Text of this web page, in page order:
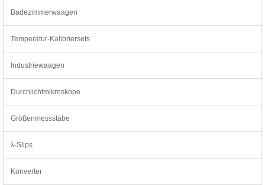
Badezimmerwaagen
Temperatur-Kalibriersets
Industriewaagen
Durchlichtmikroskope
Größenmessstäbe
λ-Slips
Konverter